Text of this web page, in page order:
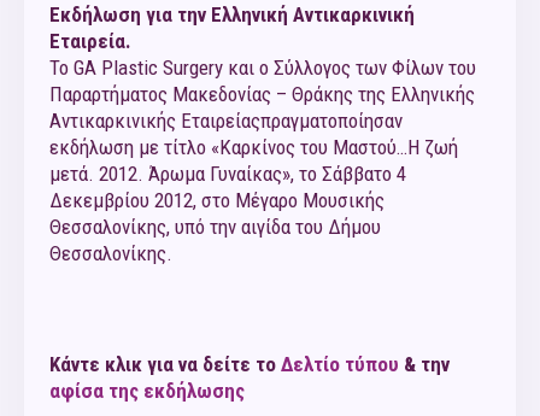
Εκδήλωση για την Ελληνική Αντικαρκινική
Εταιρεία.
Το GA Plastic Surgery και ο Σύλλογος των Φίλων του
Παραρτήματος Μακεδονίας – Θράκης της Ελληνικής
Αντικαρκινικής Εταιρείαςπραγματοποίησαν
εκδήλωση με τίτλο «Καρκίνος του Μαστού…Η ζωή
μετά. 2012. Άρωμα Γυναίκας», το Σάββατο 4
Δεκεμβρίου 2012, στο Μέγαρο Μουσικής
Θεσσαλονίκης, υπό την αιγίδα του Δήμου
Θεσσαλονίκης.
Κάντε κλικ για να δείτε το Δελτίο τύπου & την
αφίσα της εκδήλωσης